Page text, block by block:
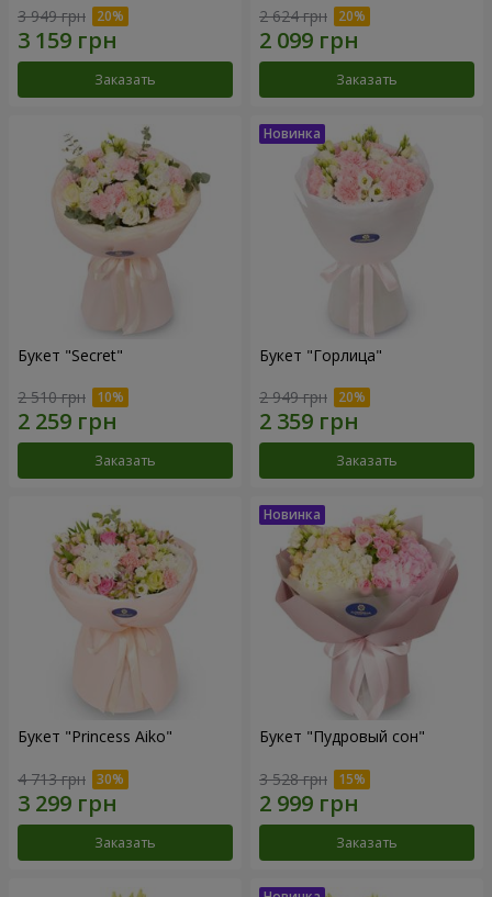
3 949 грн
Заказать
2 624 грн
Заказать
Букет "Secret"
2 510 грн
Заказать
Букет "Горлица"
2 949 грн
Заказать
Букет "Princess Aiko"
4 713 грн
Заказать
Букет "Пудровый сон"
3 528 грн
Заказать